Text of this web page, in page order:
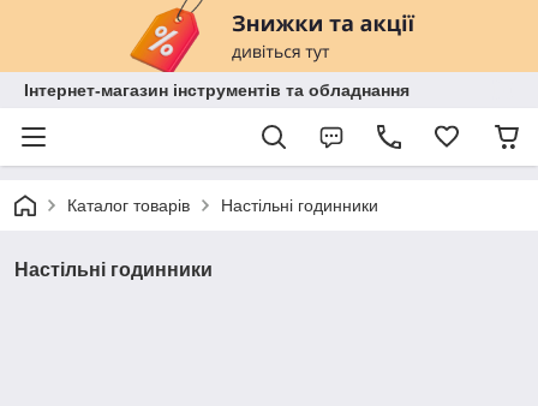
Інтернет-магазин інструментів та обладнання
Каталог товарів Настільні годинники
Настільні годинники